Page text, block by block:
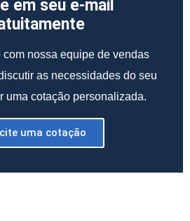
em seu e-mail
com nossa equipe de vendas
as necessidades do seu
uma cotação personalizada.
uma cotação